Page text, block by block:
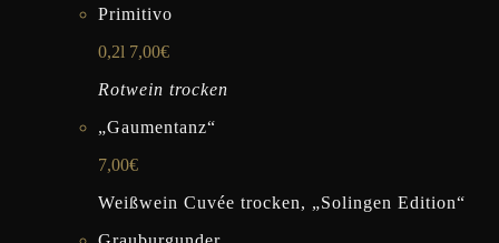
Primitivo
0,2l 7,00€
Rotwein trocken
„Gaumentanz“
7,00€
Weißwein Cuvée trocken, „Solingen Edition“